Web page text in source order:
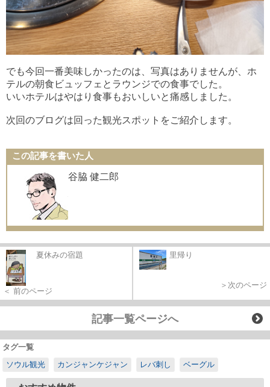
でも今回一番美味しかったのは、写真はありませんが、ホ
テルの朝食ビュッフェとラウンジでの食事でした。
いいホテルはやはり食事もおいしいと痛感しました。
次回のブログは回った観光スポットをご紹介します。
この記事を書いた人
谷脇 健二郎
夏休みの宿題
＜ 前のページ
里帰り
＞次のページ
記事一覧ページへ
タグ一覧
ソウル観光
カンジャンケジャン レバ刺し ベーグル